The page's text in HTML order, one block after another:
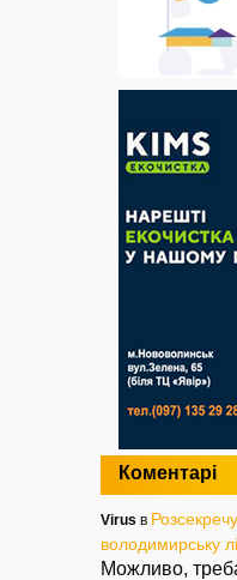
Коментарі
Virus в
володимирську
Можливо,